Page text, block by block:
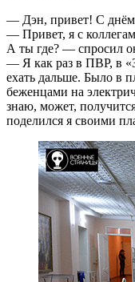
— Дэн, привет! С днём
— Привет, я с
А ты где? — спросил
— Я как раз в ПВР, в
ехать дальше. Было в
беженцами на
знаю, может,
поделился я своими